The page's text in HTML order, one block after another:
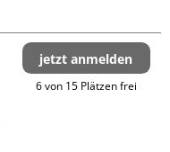
jetzt anmelden
6 von 15 Plätzen frei